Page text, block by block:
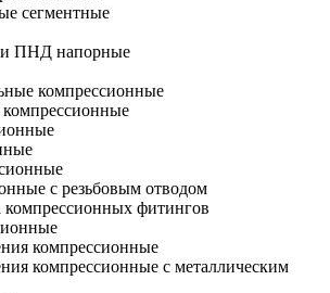
сегментные
ПНД напорные
компрессионные
с резьбовым отводом
фитингов
компрессионные
компрессионные с металлическим